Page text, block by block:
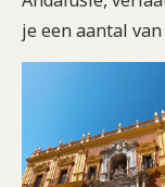
je een aantal